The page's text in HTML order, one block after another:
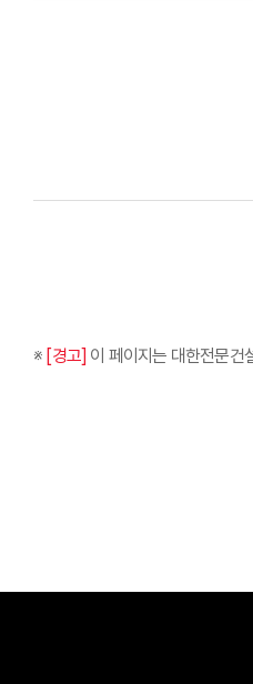
※ [경고] 이 페이지는 대한전문건